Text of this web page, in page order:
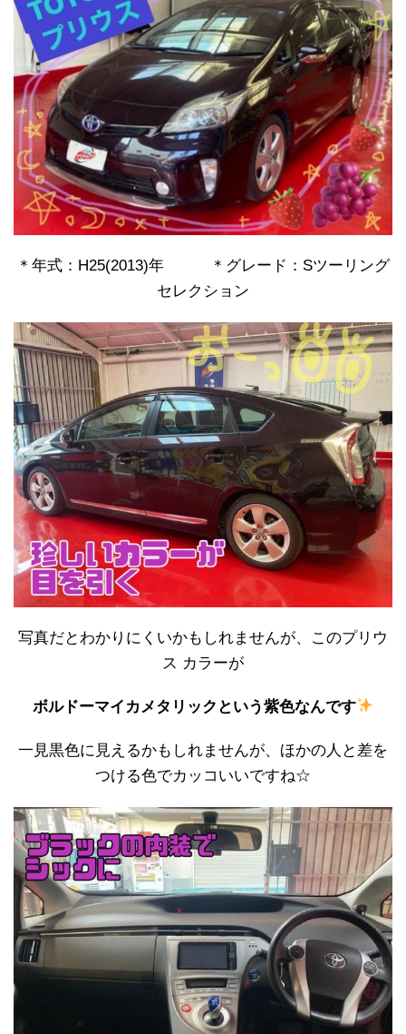
＊年式：H25(2013)年 ＊グレード：Sツーリング
セレクション
写真だとわかりにくいかもしれませんが、このプリウ
ス カラーが
ボルドーマイカメタリックという紫色なんです
一見黒色に見えるかもしれませんが、ほかの人と差を
つける色でカッコいいですね☆